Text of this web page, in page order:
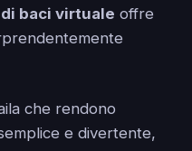
baci virtuale offre
che rendono
e divertente,